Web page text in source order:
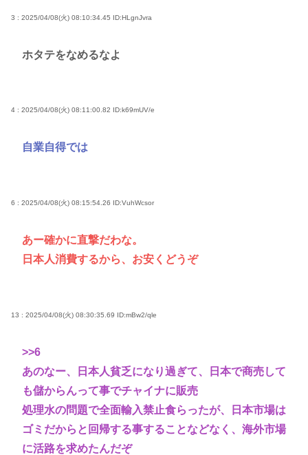
3 : 2025/04/08(火) 08:10:34.45 ID:HLgnJvra
ホタテをなめるなよ
4 : 2025/04/08(火) 08:11:00.82 ID:k69mUV/e
自業自得では
6 : 2025/04/08(火) 08:15:54.26 ID:VuhWcsor
あー確かに直撃だわな。
日本人消費するから、お安くどうぞ
13 : 2025/04/08(火) 08:30:35.69 ID:mBw2/qle
>>6
あのなー、日本人貧乏になり過ぎて、日本で商売して
も儲からんって事でチャイナに販売
処理水の問題で全面輸入禁止食らったが、日本市場は
ゴミだからと回帰する事することなどなく、海外市場
に活路を求めたんだぞ